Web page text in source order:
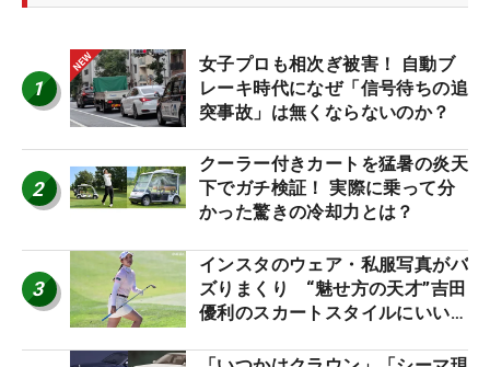
1
女子プロも相次ぎ被害！ 自動ブ
レーキ時代になぜ「信号待ちの追
突事故」は無くならないのか？
2
クーラー付きカートを猛暑の炎天
下でガチ検証！ 実際に乗って分
かった驚きの冷却力とは？
3
インスタのウェア・私服写真がバ
ズりまくり “魅せ方の天才”吉田
優利のスカートスタイルにいい